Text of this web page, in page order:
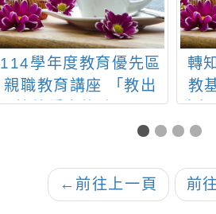
114學年度教育優先區
親職教育講座 「教出
情緒穩定的孩子：
SEL×情緒陪伴×父母
轉
教
生
寫
← 前往上一頁 前